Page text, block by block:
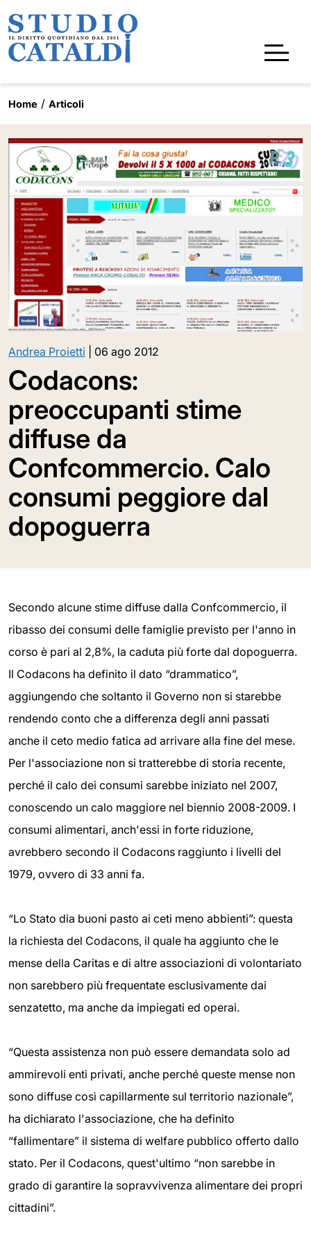
Home Articoli
Andrea Proietti 06 ago 2012
Codacons:
preoccupanti stime
diffuse da
Confcommercio. Calo
consumi peggiore dal
dopoguerra
Secondo alcune stime diffuse dalla Confcommercio, il
ribasso dei consumi delle famiglie previsto per l'anno in
corso è pari al 2,8%, la caduta più forte dal dopoguerra.
Il Codacons ha definito il dato “drammatico”,
aggiungendo che soltanto il Governo non si starebbe
rendendo conto che a differenza degli anni passati
anche il ceto medio fatica ad arrivare alla fine del mese.
Per l'associazione non si tratterebbe di storia recente,
perché il calo dei consumi sarebbe iniziato nel 2007,
conoscendo un calo maggiore nel biennio 2008-2009. I
consumi alimentari, anch'essi in forte riduzione,
avrebbero secondo il Codacons raggiunto i livelli del
1979, ovvero di 33 anni fa.
“Lo Stato dia buoni pasto ai ceti meno abbienti”: questa
la richiesta del Codacons, il quale ha aggiunto che le
mense della Caritas e di altre associazioni di volontariato
non sarebbero più frequentate esclusivamente dai
senzatetto, ma anche da impiegati ed operai.
“Questa assistenza non può essere demandata solo ad
ammirevoli enti privati, anche perché queste mense non
sono diffuse così capillarmente sul territorio nazionale”,
ha dichiarato l'associazione, che ha definito
“fallimentare” il sistema di welfare pubblico offerto dallo
stato. Per il Codacons, quest'ultimo “non sarebbe in
grado di garantire la sopravvivenza alimentare dei propri
cittadini”.